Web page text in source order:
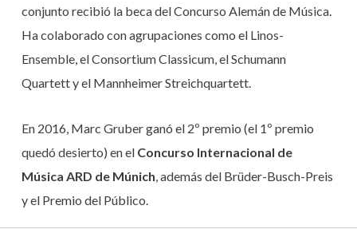
conjunto recibió la beca del Concurso Alemán de Música.
Ha colaborado con agrupaciones como el Linos-
Ensemble, el Consortium Classicum, el Schumann
Quartett y el Mannheimer Streichquartett.
En 2016, Marc Gruber ganó el 2º premio (el 1º premio
quedó desierto) en el Concurso Internacional de
Música ARD de Múnich, además del Brüder-Busch-Preis
y el Premio del Público.